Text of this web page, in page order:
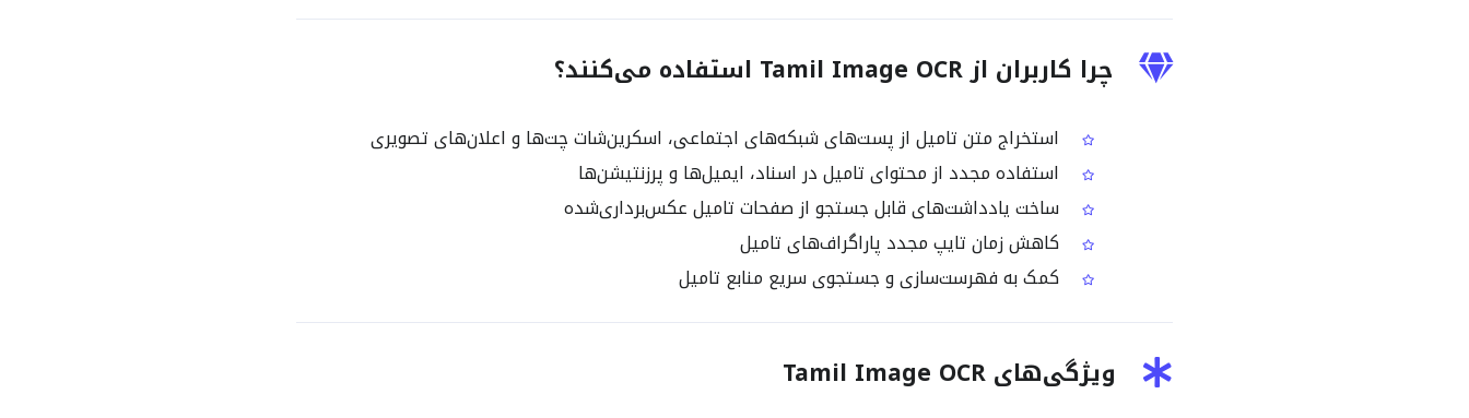
چرا کاربران از Tamil Image OCR استفاده می‌کنند؟
استخراج متن تامیل از پست‌های شبکه‌های اجتماعی، اسکرین‌شات چت‌ها و اعلان‌های تصویری
استفاده مجدد از محتوای تامیل در اسناد، ایمیل‌ها و پرزنتیشن‌ها
ساخت یادداشت‌های قابل جستجو از صفحات تامیل عکس‌برداری‌شده
کاهش زمان تایپ مجدد پاراگراف‌های تامیل
کمک به فهرست‌سازی و جستجوی سریع منابع تامیل
ویژگی‌های Tamil Image OCR